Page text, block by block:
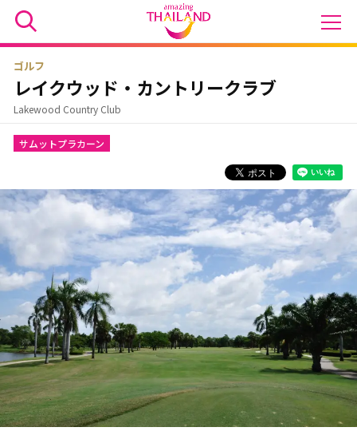
ゴルフ
レイクウッド・カントリークラブ
Lakewood Country Club
サムットプラカーン